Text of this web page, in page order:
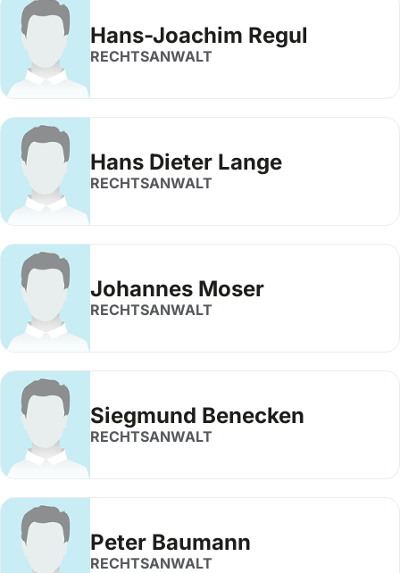
Hans-Joachim Regul
RECHTSANWALT
Hans Dieter Lange
RECHTSANWALT
Johannes Moser
RECHTSANWALT
Siegmund Benecken
RECHTSANWALT
Peter Baumann
RECHTSANWALT